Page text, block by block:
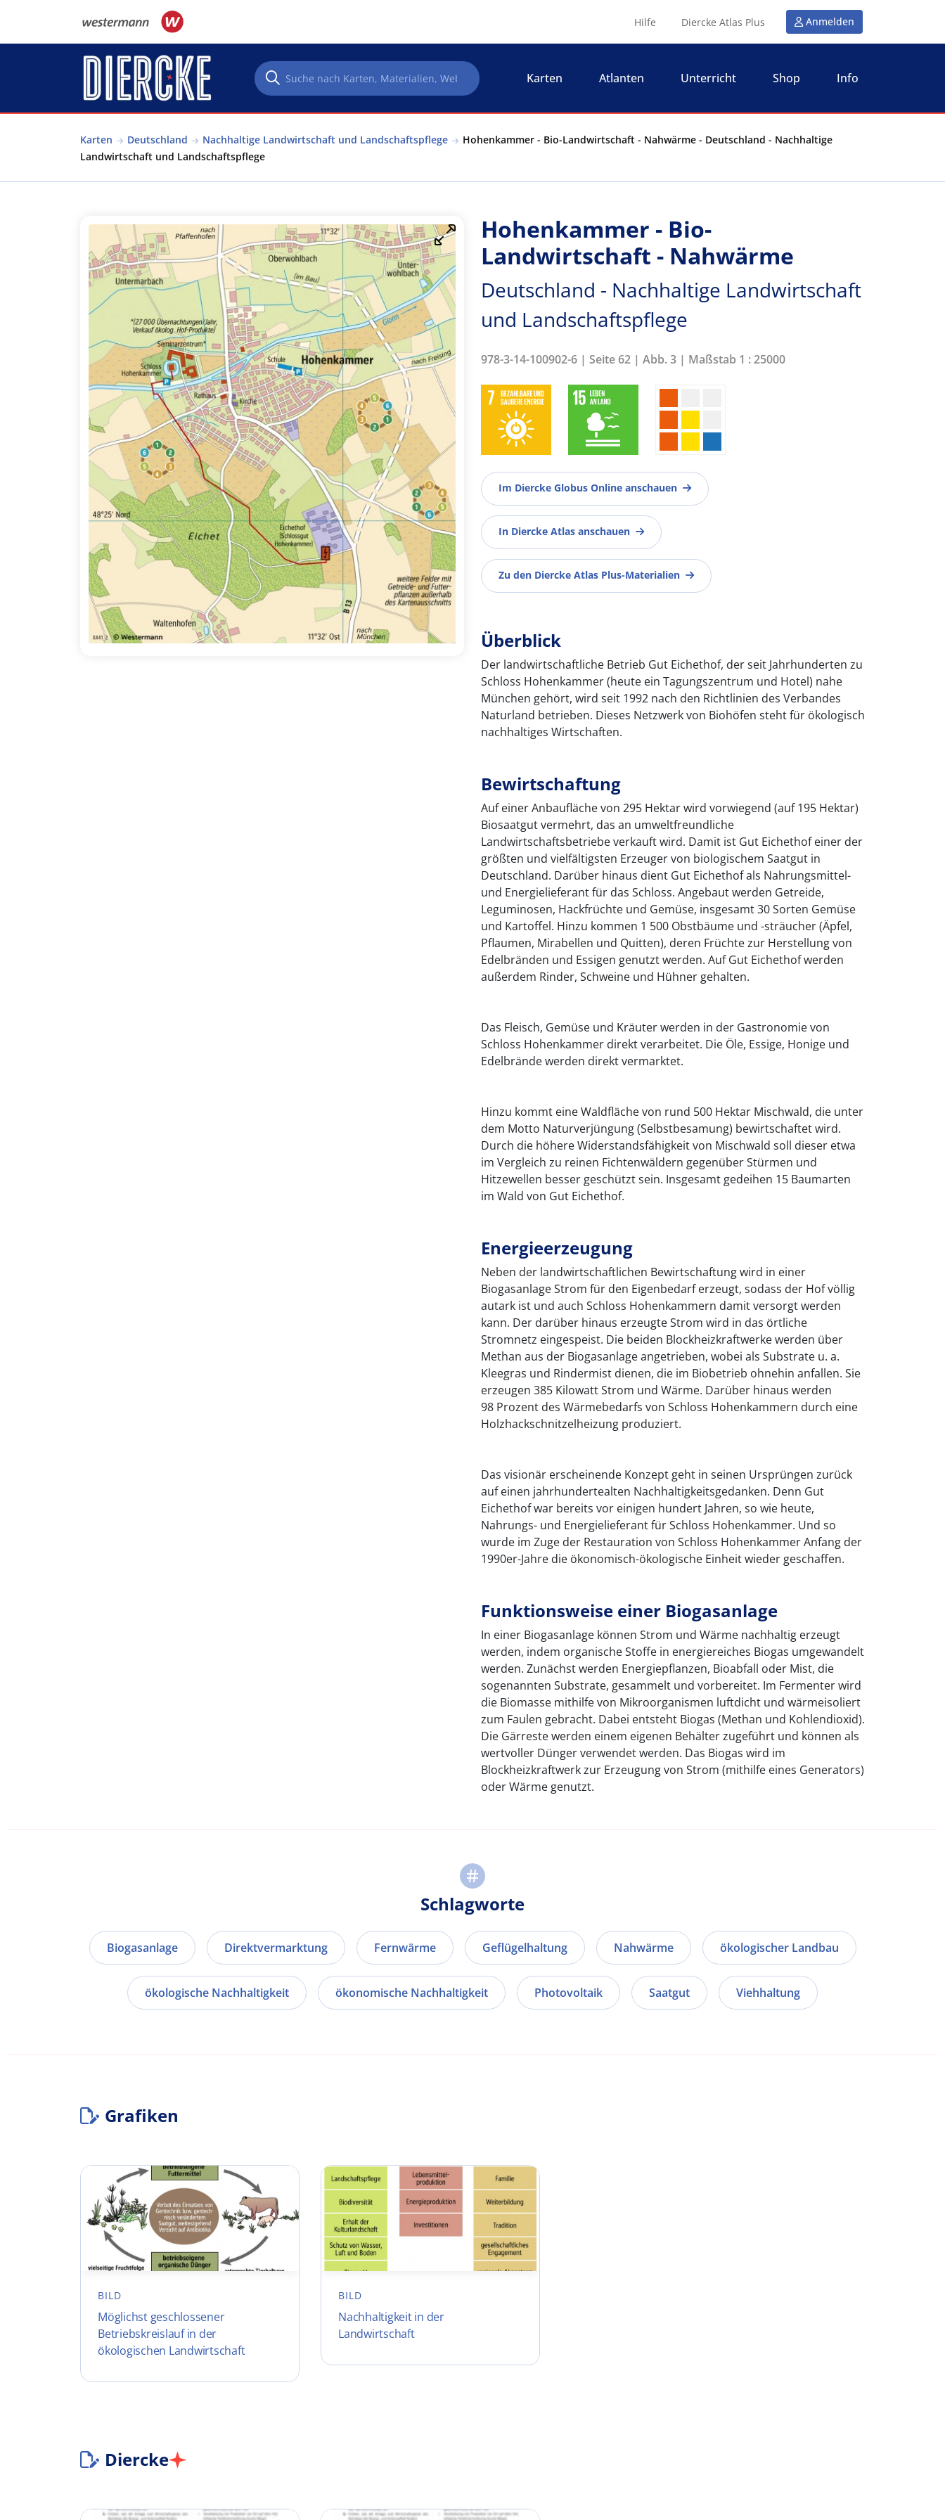
Hilfe Diercke Atlas Plus Anmelden
Karten Atlanten Unterricht Shop Info
Karten Deutschland Nachhaltige Landwirtschaft und Landschaftspflege
Hohenkammer - Bio-Landwirtschaft - Nahwärme - Deutschland - Nachhaltige
Landwirtschaft und Landschaftspflege
Hohenkammer - Bio-
Landwirtschaft - Nahwärme
Deutschland - Nachhaltige Landwirtschaft
und Landschaftspflege
978-3-14-100902-6 | Seite 62 | Abb. 3 | Maßstab 1 : 25000
Im Diercke Globus Online anschauen
In Diercke Atlas anschauen
Zu den Diercke Atlas Plus-Materialien
Überblick
Der landwirtschaftliche Betrieb Gut Eichethof, der seit Jahrhunderten zu
Schloss Hohenkammer (heute ein Tagungszentrum und Hotel) nahe
München gehört, wird seit 1992 nach den Richtlinien des Verbandes
Naturland betrieben. Dieses Netzwerk von Biohöfen steht für ökologisch
nachhaltiges Wirtschaften.
Bewirtschaftung
Auf einer Anbaufläche von 295 Hektar wird vorwiegend (auf 195 Hektar)
Biosaatgut vermehrt, das an umweltfreundliche
Landwirtschaftsbetriebe verkauft wird. Damit ist Gut Eichethof einer der
größten und vielfältigsten Erzeuger von biologischem Saatgut in
Deutschland. Darüber hinaus dient Gut Eichethof als Nahrungsmittel-
und Energielieferant für das Schloss. Angebaut werden Getreide,
Leguminosen, Hackfrüchte und Gemüse, insgesamt 30 Sorten Gemüse
und Kartoffel. Hinzu kommen 1 500 Obstbäume und -sträucher (Äpfel,
Pflaumen, Mirabellen und Quitten), deren Früchte zur Herstellung von
Edelbränden und Essigen genutzt werden. Auf Gut Eichethof werden
außerdem Rinder, Schweine und Hühner gehalten.
Das Fleisch, Gemüse und Kräuter werden in der Gastronomie von
Schloss Hohenkammer direkt verarbeitet. Die Öle, Essige, Honige und
Edelbrände werden direkt vermarktet.
Hinzu kommt eine Waldfläche von rund 500 Hektar Mischwald, die unter
dem Motto Naturverjüngung (Selbstbesamung) bewirtschaftet wird.
Durch die höhere Widerstandsfähigkeit von Mischwald soll dieser etwa
im Vergleich zu reinen Fichtenwäldern gegenüber Stürmen und
Hitzewellen besser geschützt sein. Insgesamt gedeihen 15 Baumarten
im Wald von Gut Eichethof.
Energieerzeugung
Neben der landwirtschaftlichen Bewirtschaftung wird in einer
Biogasanlage Strom für den Eigenbedarf erzeugt, sodass der Hof völlig
autark ist und auch Schloss Hohenkammern damit versorgt werden
kann. Der darüber hinaus erzeugte Strom wird in das örtliche
Stromnetz eingespeist. Die beiden Blockheizkraftwerke werden über
Methan aus der Biogasanlage angetrieben, wobei als Substrate u. a.
Kleegras und Rindermist dienen, die im Biobetrieb ohnehin anfallen. Sie
erzeugen 385 Kilowatt Strom und Wärme. Darüber hinaus werden
98 Prozent des Wärmebedarfs von Schloss Hohenkammern durch eine
Holzhackschnitzelheizung produziert.
Das visionär erscheinende Konzept geht in seinen Ursprüngen zurück
auf einen jahrhundertealten Nachhaltigkeitsgedanken. Denn Gut
Eichethof war bereits vor einigen hundert Jahren, so wie heute,
Nahrungs- und Energielieferant für Schloss Hohenkammer. Und so
wurde im Zuge der Restauration von Schloss Hohenkammer Anfang der
1990er-Jahre die ökonomisch-ökologische Einheit wieder geschaffen.
Funktionsweise einer Biogasanlage
In einer Biogasanlage können Strom und Wärme nachhaltig erzeugt
werden, indem organische Stoffe in energiereiches Biogas umgewandelt
werden. Zunächst werden Energiepflanzen, Bioabfall oder Mist, die
sogenannten Substrate, gesammelt und vorbereitet. Im Fermenter wird
die Biomasse mithilfe von Mikroorganismen luftdicht und wärmeisoliert
zum Faulen gebracht. Dabei entsteht Biogas (Methan und Kohlendioxid).
Die Gärreste werden einem eigenen Behälter zugeführt und können als
wertvoller Dünger verwendet werden. Das Biogas wird im
Blockheizkraftwerk zur Erzeugung von Strom (mithilfe eines Generators)
oder Wärme genutzt.
Schlagworte
Biogasanlage Direktvermarktung Fernwärme Geflügelhaltung Nahwärme ökologischer Landbau
ökologische Nachhaltigkeit ökonomische Nachhaltigkeit Photovoltaik Saatgut Viehhaltung
Grafiken
BILD
Möglichst geschlossener
Betriebskreislauf in der
ökologischen Landwirtschaft
BILD
Nachhaltigkeit in der
Landwirtschaft
Diercke